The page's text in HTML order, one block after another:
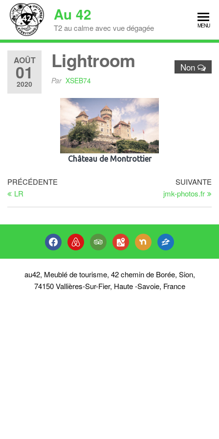
Skip
content
Au 42
T2 au calme avec vue dégagée MENU
AOÛT
01
2020
Non
Lightroom
Par XSEB74
Château de Montrottier
Navigation
de
Article
précédent
PRÉCÉDENTE
LR
SUIVANTE
jmk-photos.fr
facebookairbnb tripadvisorgoogle-
maps
nextdoorzillow
au42, Meublé de tourisme, 42 chemin de Borée, Sion,
74150 Vallières-Sur-Fier, Haute -Savoie, France